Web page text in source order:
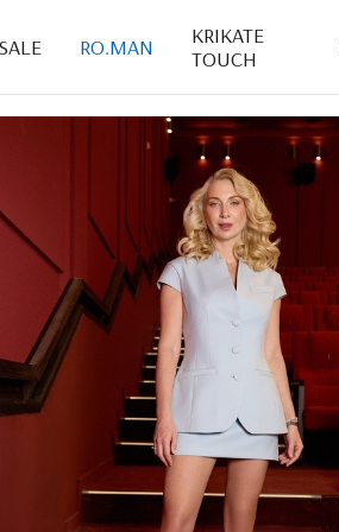
SALE RO.MAN
KRIKATE
TOUCH